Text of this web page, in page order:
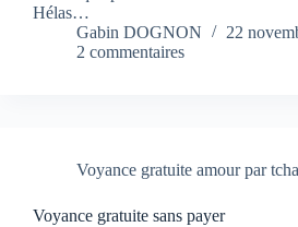
Hélas…
Gabin DOGNON
22
2 commentaires
Voyance gratuite amour par
Voyance gratuite sans payer